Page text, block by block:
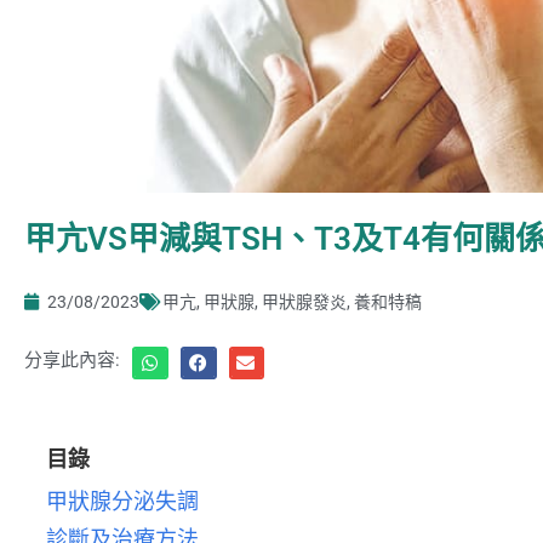
甲亢VS甲減與TSH、T3及T4有何關
23/08/2023 甲亢, 甲狀腺, 甲狀腺發炎, 養和特稿
分享此內容:
目錄
甲狀腺分泌失調